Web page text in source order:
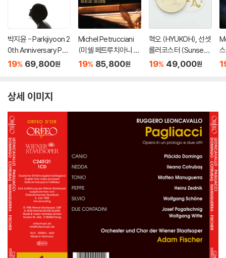
박지윤 - Parkjiyoon 2
0th Anniversary Pho
to & Live Album [화
19% 69,800원
Michel Petrucciani
(미쉘 페트루치아니 ) -
Kuumbwa [2LP]
19% 85,800원
혁오 (HYUKOH), 선셋
롤러코스터 (Sunset R
ollercoaster) - AAA
19% 49,000원
상세 이미지